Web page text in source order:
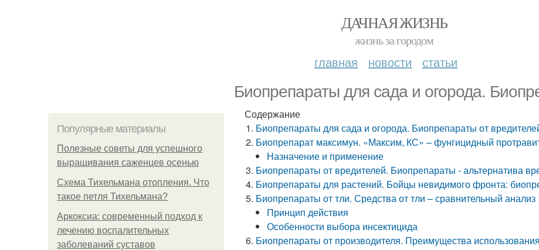
ДАЧНАЯ ЖИЗНЬ
жизнь за городом
главная новости статьи
Биопрепараты для сада и огорода.
Популярные материалы
Полезные советы для успешного
выращивания саженцев осенью
Схема Тихельмана отопления. Что
такое петля Тихельмана?
Аркоксиа: современный подход к
лечению воспалительных
заболеваний суставов
Содержание
Биопрепараты для сада и огорода. Биопрепараты от
Биопрепарат максимун. «Максим, КС» – фунгицидный
Назначение и применение
Биопрепараты от вредителей. Биопрепараты - альтернатива
Биопрепараты для растений. Бойцы невидимого фронта:
Биопрепараты от тли. Средства от тли – сравнительный
Принцип действия
Особенности выбора инсектицида
Биопрепараты от производителя. Преимущества использования